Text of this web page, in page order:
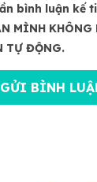
bình luận kế
MÌNH
TỰ ĐỘNG.